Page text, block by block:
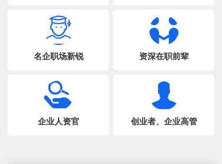
名企职场新锐 资深在职前辈
企业人资官 创业者、企业高管